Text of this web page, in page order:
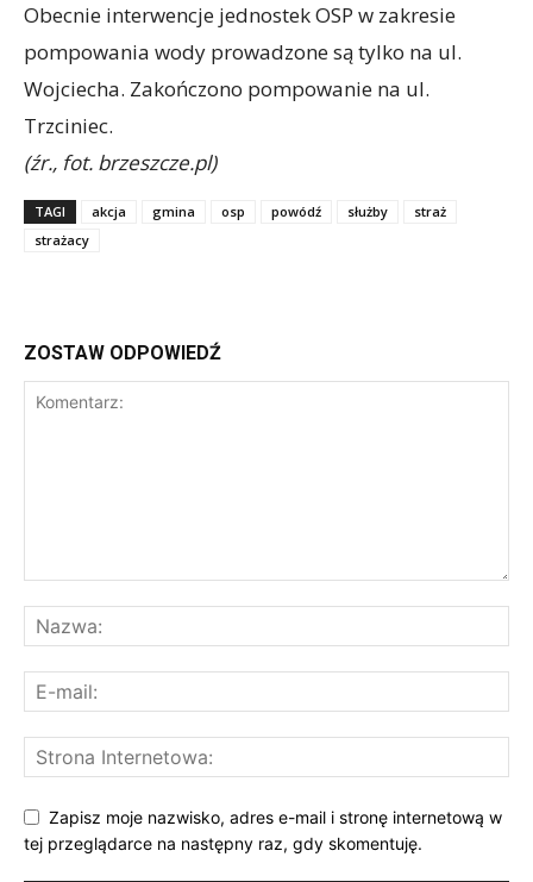
Obecnie interwencje jednostek OSP w zakresie
pompowania wody prowadzone są tylko na ul.
Wojciecha. Zakończono pompowanie na ul.
Trzciniec.
(źr., fot. brzeszcze.pl)
TAGI akcja gmina osp powódź służby
straż
strażacy
ZOSTAW ODPOWIEDŹ
Zapisz moje nazwisko, adres e-mail i stronę internetową w
tej przeglądarce na następny raz, gdy skomentuję.